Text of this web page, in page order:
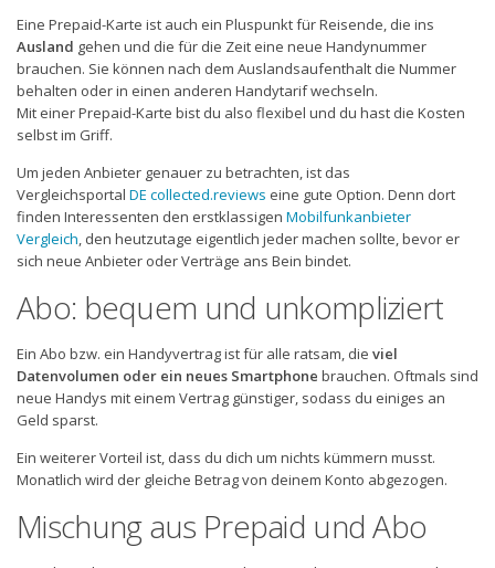
Eine Prepaid-Karte ist auch ein Pluspunkt für Reisende, die ins
Ausland gehen und die für die Zeit eine neue Handynummer
brauchen. Sie können nach dem Auslandsaufenthalt die Nummer
behalten oder in einen anderen Handytarif wechseln.
Mit einer Prepaid-Karte bist du also flexibel und du hast die Kosten
selbst im Griff.
Um jeden Anbieter genauer zu betrachten, ist das
Vergleichsportal DE collected.reviews eine gute Option. Denn dort
finden Interessenten den erstklassigen Mobilfunkanbieter
Vergleich, den heutzutage eigentlich jeder machen sollte, bevor er
sich neue Anbieter oder Verträge ans Bein bindet.
Abo: bequem und unkompliziert
Ein Abo bzw. ein Handyvertrag ist für alle ratsam, die viel
Datenvolumen oder ein neues Smartphone brauchen. Oftmals sind
neue Handys mit einem Vertrag günstiger, sodass du einiges an
Geld sparst.
Ein weiterer Vorteil ist, dass du dich um nichts kümmern musst.
Monatlich wird der gleiche Betrag von deinem Konto abgezogen.
Mischung aus Prepaid und Abo